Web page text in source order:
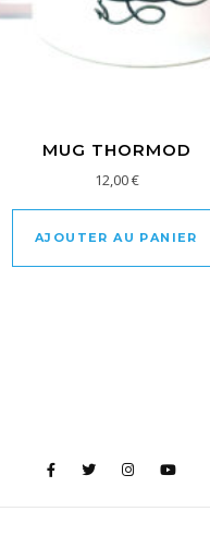
MUG THORMOD
12,00€
AJOUTER AU PANIER